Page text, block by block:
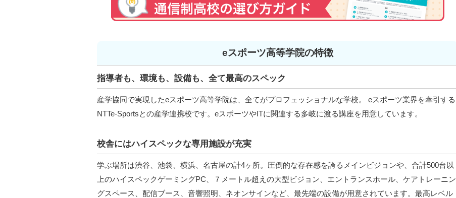
eスポーツ高等学院の特徴
指導者も、環境も、設備も、全て最高のスペック
産学協同で実現したeスポーツ高等学院は、全てがプロフェッショナルな学校。 eスポーツ業界を牽引する
NTTe-Sportsとの産学連携校です。eスポーツやITに関連する多岐に渡る講座を用意しています。
校舎にはハイスペックな専用施設が充実
学ぶ場所は渋谷、池袋、横浜、名古屋の計4ヶ所。圧倒的な存在感を誇るメインビジョンや、合計500台以
上のハイスペックゲーミングPC、７メートル超えの大型ビジョン、エントランスホール、ケアトレーニン
グスペース、配信ブース、音響照明、ネオンサインなど、最先端の設備が用意されています。最高レベル